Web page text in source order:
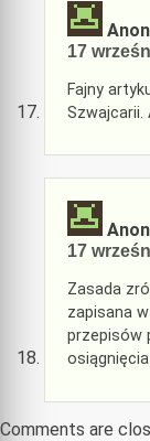
17
Fajny
Szwajcarii.
17
Zasada
zapisana
przepisów
Comments are